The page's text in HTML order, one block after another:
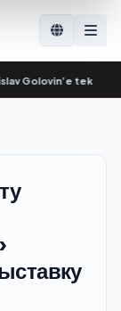
Golovin’e teklifler